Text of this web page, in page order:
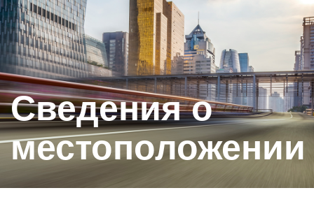
Сведения о
местоположении